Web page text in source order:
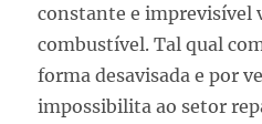
constante e imprevisível
combustível. Tal qual
forma desavisada e por
impossibilita ao setor